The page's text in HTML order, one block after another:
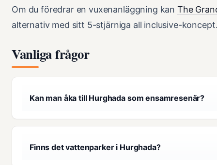
Om du föredrar en vuxenanläggning kan The
alternativ med sitt 5-stjärniga all inclusive-
Vanliga frågor
Kan man åka till Hurghada som ensamresenär?
Finns det vattenparker i Hurghada?